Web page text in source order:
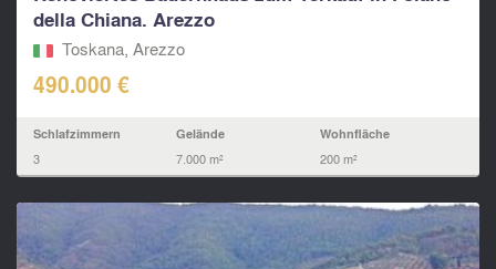
della Chiana. Arezzo
Toskana, Arezzo
490.000 €
Schlafzimmern
3
Gelände
7.000 m²
Wohnfläche
200 m²